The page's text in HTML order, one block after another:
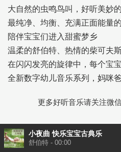
大自然的虫鸣鸟叫，好听美妙
最纯净、均衡、充满正面能量
陪伴宝宝们进入甜蜜梦乡
温柔的舒伯特、热情的柴可夫
在闪闪发亮的旋律中，每个宝
全新数字幼儿音乐系列，妈咪
更多好听音乐请关注微
小夜曲 快乐宝宝古典乐
舒伯特 - 00:00